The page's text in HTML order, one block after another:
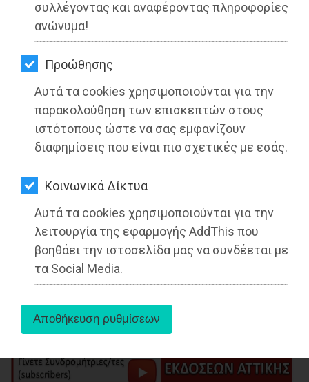
συλλέγοντας και αναφέροντας πληροφορίες
ανώνυμα!
Προώθησης
Αυτά τα cookies χρησιμοποιούνται για την
παρακολούθηση των επισκεπτών στους
ιστότοπους ώστε να σας εμφανίζουν
διαφημίσεις που είναι πιο σχετικές με εσάς.
Kοινωνικά Δίκτυα
Αυτά τα cookies χρησιμοποιούνται για την
λειτουργία της εφαρμογής AddThis που
βοηθάει την ιστοσελίδα μας να συνδέεται με
τα Social Media.
ΠΕΡΙΒΑΛΛΟΝ
ΚΑΤΟΙΚΙΔΙΟ
ΑΓΓΕΛΙΕΣ
ΕΦΗΜΕΡΙΔΕΣ
OΔΗΓΟΣ
ΑΓΟΡΑΣ
ΨΙΘΥΡΟΙ
ΑΠΟΣΤΟΛΗ
ΑΡΘΡΩΝ
2022 ως Ευρωπαϊκό Έτος Νεολαίας
Διαβάστηκε 1961 φορές
27-05-2025
Από τoν Νεκτάριο Καλαντζή
Πρόεδρος Ευρωπαίων Νέων
Αυτοδιοικητικών (ELL) και Πρόεδρος
Ένωσης Νέων Αυτοδιοικητικών Ελλάδος
(ΕΝΑ)